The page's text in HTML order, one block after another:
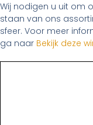
Wij nodigen u uit om
staan van ons
sfeer. Voor meer
ga naar Bekijk deze